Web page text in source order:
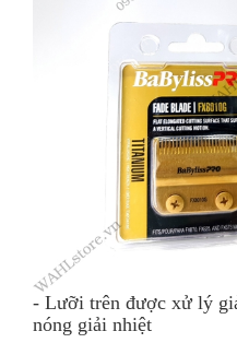
- Lưỡi trên được xử lý
nóng giải nhiệt